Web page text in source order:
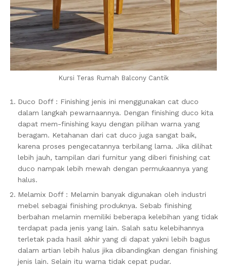
Kursi Teras Rumah Balcony Cantik
Duco Doff : Finishing jenis ini menggunakan cat duco
dalam langkah pewarnaannya. Dengan finishing duco kita
dapat mem-finishing kayu dengan pilihan warna yang
beragam. Ketahanan dari cat duco juga sangat baik,
karena proses pengecatannya terbilang lama. Jika dilihat
lebih jauh, tampilan dari furnitur yang diberi finishing cat
duco nampak lebih mewah dengan permukaannya yang
halus.
Melamix Doff : Melamin banyak digunakan oleh industri
mebel sebagai finishing produknya. Sebab finishing
berbahan melamin memiliki beberapa kelebihan yang tidak
terdapat pada jenis yang lain. Salah satu kelebihannya
terletak pada hasil akhir yang di dapat yakni lebih bagus
dalam artian lebih halus jika dibandingkan dengan finishing
jenis lain. Selain itu warna tidak cepat pudar.